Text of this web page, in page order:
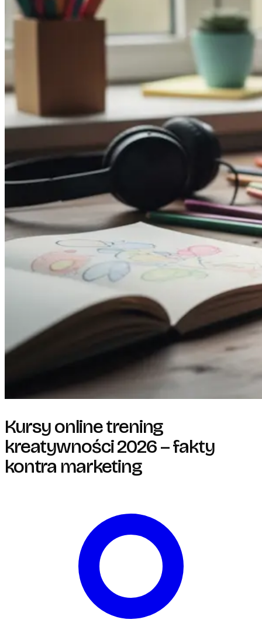
Kursy online trening
kreatywności 2026 – fakty
kontra marketing